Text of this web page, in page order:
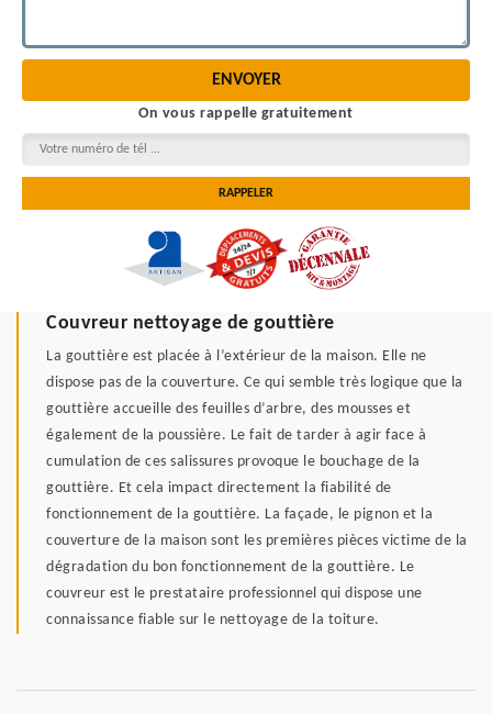
On vous rappelle gratuitement
Couvreur nettoyage de gouttière
La gouttière est placée à l’extérieur de la maison. Elle ne
dispose pas de la couverture. Ce qui semble très logique que la
gouttière accueille des feuilles d’arbre, des mousses et
également de la poussière. Le fait de tarder à agir face à
cumulation de ces salissures provoque le bouchage de la
gouttière. Et cela impact directement la fiabilité de
fonctionnement de la gouttière. La façade, le pignon et la
couverture de la maison sont les premières pièces victime de la
dégradation du bon fonctionnement de la gouttière. Le
couvreur est le prestataire professionnel qui dispose une
connaissance fiable sur le nettoyage de la toiture.